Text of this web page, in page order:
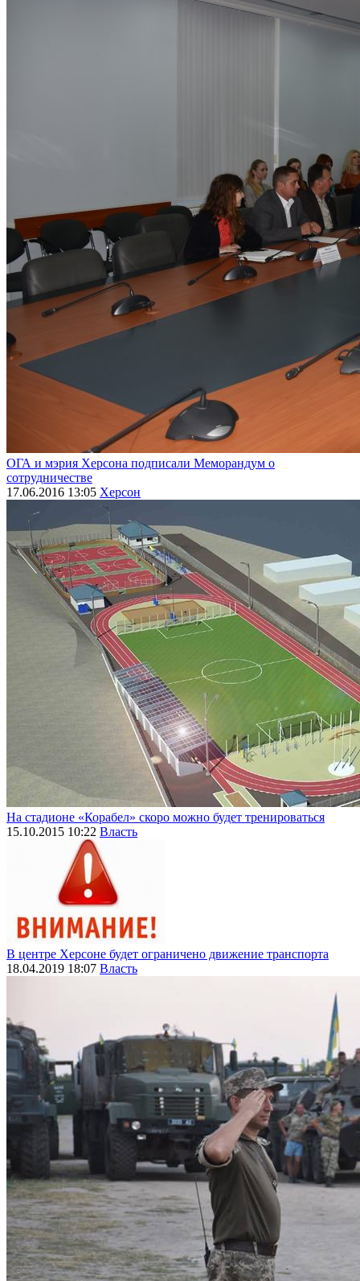
ОГА и мэрия Херсона подписали Меморандум о
сотрудничестве
17.06.2016 13:05 Херсон
На стадионе «Корабел» скоро можно будет тренироваться
15.10.2015 10:22 Власть
В центре Херсоне будет ограничено движение транспорта
18.04.2019 18:07 Власть